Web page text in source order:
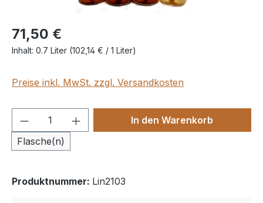
71,50 €
Inhalt: 0.7 Liter (102,14 € / 1 Liter)
Preise inkl. MwSt. zzgl. Versandkosten
Produkt Anzahl: Gib den
Flasche(n)
In den Warenkorb
Produktnummer: Lin2103